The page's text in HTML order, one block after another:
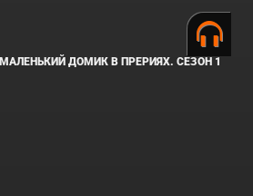
МАЛЕНЬКИЙ ДОМИК В ПРЕРИЯХ. СЕЗОН 1